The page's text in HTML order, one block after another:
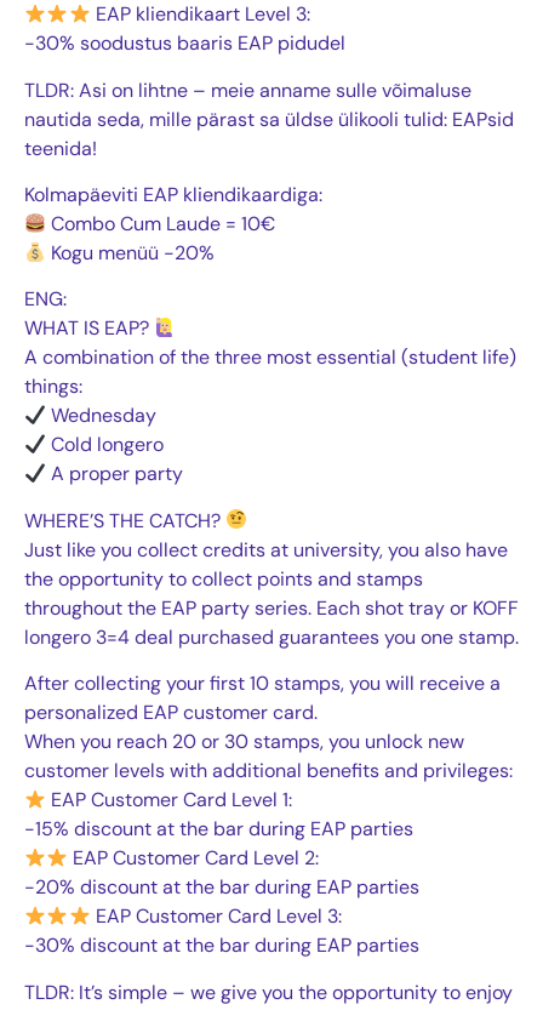
EAP kliendikaart Level 3:
-30% soodustus baaris EAP pidudel
TLDR: Asi on lihtne – meie anname sulle võimaluse
nautida seda, mille pärast sa üldse ülikooli tulid: EAPsid
teenida!
Kolmapäeviti EAP kliendikaardiga:
Combo Cum Laude = 10€
Kogu menüü -20%
ENG:
WHAT IS EAP?
A combination of the three most essential (student life)
things:
Wednesday
Cold longero
A proper party
WHERE’S THE CATCH?
Just like you collect credits at university, you also have
the opportunity to collect points and stamps
throughout the EAP party series. Each shot tray or KOFF
longero 3=4 deal purchased guarantees you one stamp.
After collecting your first 10 stamps, you will receive a
personalized EAP customer card.
When you reach 20 or 30 stamps, you unlock new
customer levels with additional benefits and privileges:
EAP Customer Card Level 1:
-15% discount at the bar during EAP parties
EAP Customer Card Level 2:
-20% discount at the bar during EAP parties
EAP Customer Card Level 3:
-30% discount at the bar during EAP parties
TLDR: It’s simple – we give you the opportunity to enjoy